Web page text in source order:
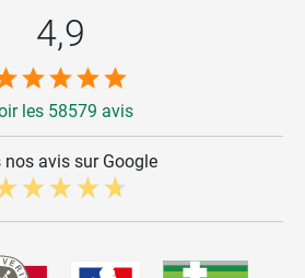
4,9
les 58579 avis
nos avis sur Google